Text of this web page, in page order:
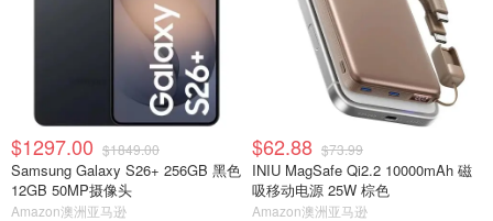
$1297.00 $1849.00
Samsung Galaxy S26+ 256GB 黑色
12GB 50MP摄像头
Amazon澳洲亚马逊
$62.88 $73.99
INIU MagSafe Qi2.2 10000mAh 磁
吸移动电源 25W 棕色
Amazon澳洲亚马逊